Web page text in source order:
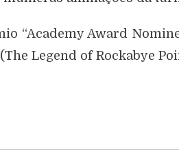
“Academy Award
Legend of Rockabye